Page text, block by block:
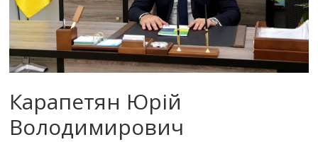
Карапетян Юрій
Володимирович